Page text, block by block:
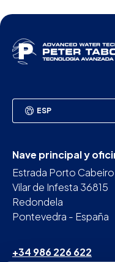
ESP
Nave principal y
Estrada Porto
Vilar de Infesta 36815
Redondela
Pontevedra - España
+34 986 226 622